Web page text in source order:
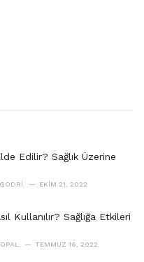
Edilir? Sağlık Üzerine
EKIM 21, 2022
Kullanılır? Sağlığa Etkileri
TEMMUZ 16, 2022